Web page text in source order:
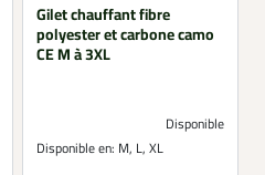
Gilet chauffant fibre
polyester et carbone camo
CE M à 3XL
Disponible
Disponible en: M, L, XL